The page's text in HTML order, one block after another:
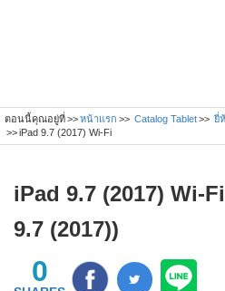
ตอนนี้คุณอยู่ที่ หน้าแรก Catalog Tablet
ยี่
iPad 9.7 (2017) Wi-Fi
iPad 9.7 (2017) Wi-
9.7 (2017))
0